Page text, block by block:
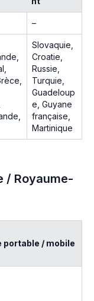
–
Slovaquie,
Croatie,
Russie,
Turquie,
Guadeloup
e, Guyane
française,
Martinique
/ Royaume-
/ mobile